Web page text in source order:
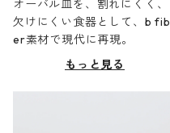
オーバル皿を、割れにくく、
欠けにくい食器として、b fib
er素材で現代に再現。
もっと見る